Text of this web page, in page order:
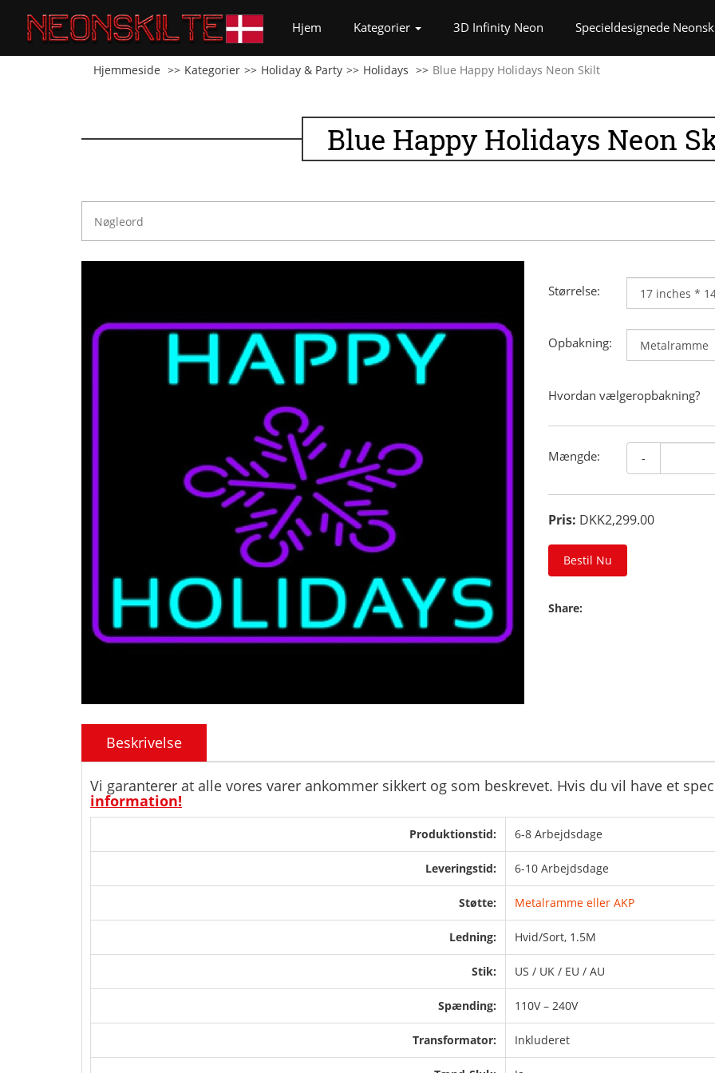
Hjem (current)Kategorier 3D Infinity Neon Specieldesignede
Hjemmeside Kategorier Holiday & Party Holidays Blue Happy Holidays Neon Skilt
Blue Happy Holidays Neon
Størrelse:
Opbakning:
Hvordan vælgeropbakning?
Mængde: -
Pris: DKK2,299.00
Bestil Nu
Share:
Beskrivelse
Vi garanterer at alle vores varer ankommer sikkert og som beskrevet. Hvis du vil have et
information!
Produktionstid: 6-8 Arbejdsdage
Leveringstid: 6-10 Arbejdsdage
Støtte: Metalramme eller AKP
Ledning: Hvid/Sort, 1.5M
Stik: US / UK / EU / AU
Spænding: 110V – 240V
Transformator: Inkluderet